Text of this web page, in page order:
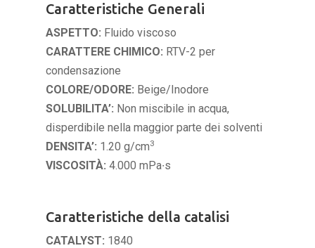
Caratteristiche Generali
ASPETTO: Fluido viscoso
CARATTERE CHIMICO: RTV-2 per
condensazione
COLORE/ODORE: Beige/Inodore
SOLUBILITA’: Non miscibile in acqua,
disperdibile nella maggior parte dei solventi
DENSITA’: 1.20 g/cm3
VISCOSITÀ: 4.000 mPa∙s
Caratteristiche della catalisi
CATALYST: 1840